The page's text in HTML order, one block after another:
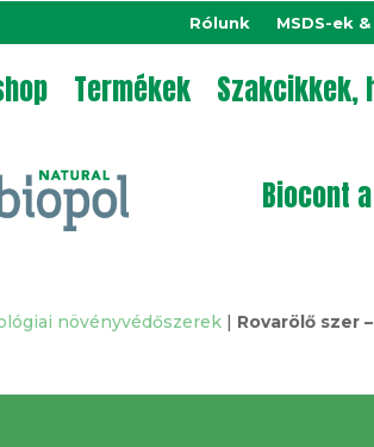
Rólunk MSDS-ek
Termékek Szakcikkek,
Biocont
növényvédőszerek| Rovarölő szer